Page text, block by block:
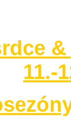
11.-